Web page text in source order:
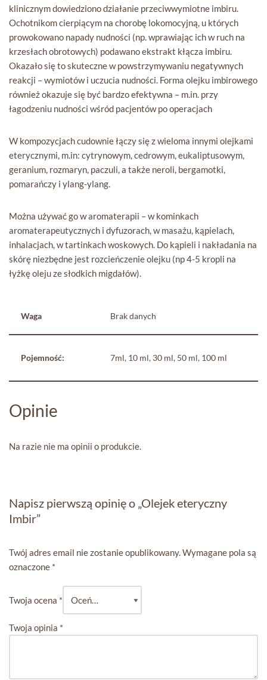
klinicznym dowiedziono działanie przeciwwymiotne imbiru.
Ochotnikom cierpiącym na chorobę lokomocyjną, u których
prowokowano napady nudności (np. wprawiając ich w ruch na
krzesłach obrotowych) podawano ekstrakt kłącza imbiru.
Okazało się to skuteczne w powstrzymywaniu negatywnych
reakcji – wymiotów i uczucia nudności. Forma olejku imbirowego
również okazuje się być bardzo efektywna – m.in. przy
łagodzeniu nudności wśród pacjentów po operacjach
W kompozycjach cudownie łączy się z wieloma innymi olejkami
eterycznymi, m.in: cytrynowym, cedrowym, eukaliptusowym,
geranium, rozmaryn, paczuli, a także neroli, bergamotki,
pomarańczy i ylang-ylang.
Można używać go w aromaterapii – w kominkach
aromaterapeutycznych i dyfuzorach, w masażu, kąpielach,
inhalacjach, w tartinkach woskowych. Do kąpieli i nakładania na
skórę niezbędne jest rozcieńczenie olejku (np 4-5 kropli na
łyżkę oleju ze słodkich migdałów).
Waga Brak danych
Pojemność: 7ml, 10 ml, 30 ml, 50 ml, 100 ml
Opinie
Na razie nie ma opinii o produkcie.
Napisz pierwszą opinię o „Olejek eteryczny
Imbir”
Twój adres email nie zostanie opublikowany.Wymagane pola są
oznaczone *
Twoja ocena *
Twoja opinia *